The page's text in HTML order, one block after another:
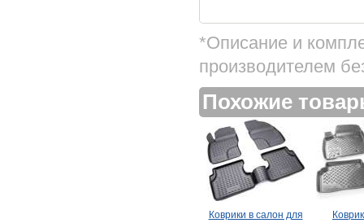
*Описание и
производителем
Похожие
Коврики в салон для